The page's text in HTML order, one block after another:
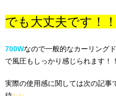
でも大丈夫です！！
700Wなので一般的なカーリング
で風圧もしっかり感じられます！！
実際の使用感に関しては次の記事